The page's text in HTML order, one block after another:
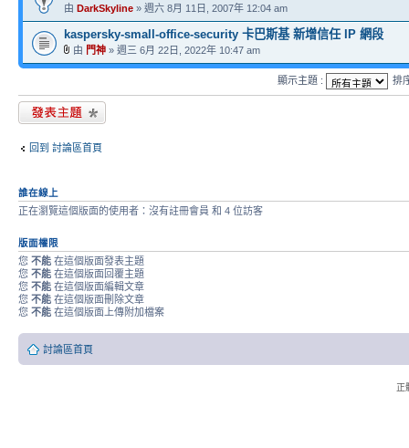
由 DarkSkyline » 週六 8月 11日, 2007年 12:04 am
kaspersky-small-office-security 卡巴斯基 新增信任 IP 網段
由 門神 » 週三 6月 22日, 2022年 10:47 am
顯示主題 : 排
發表新主題
回到 討論區首頁
誰在線上
正在瀏覽這個版面的使用者：沒有註冊會員 和 4 位訪客
版面權限
您 不能 在這個版面發表主題
您 不能 在這個版面回覆主題
您 不能 在這個版面編輯文章
您 不能 在這個版面刪除文章
您 不能 在這個版面上傳附加檔案
討論區首頁
正